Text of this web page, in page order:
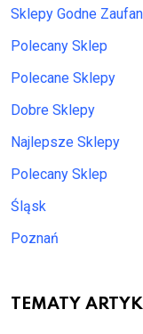
Sklepy Godne
Polecany Sklep
Polecane Sklepy
Dobre Sklepy
Najlepsze Sklepy
Polecany Sklep
Śląsk
Poznań
TEMATY